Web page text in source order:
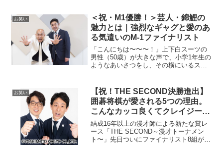
界の芥川賞・岸田國士戯曲賞の候補作に
選出。現在放...
お笑い
＜祝・M1優勝！＞芸人・錦鯉の
魅力とは｜強烈なギャグと愛のあ
る気遣いのM-1ファイナリスト
「こんにちは〜〜〜！」上下白スーツの
男性（50歳）が大きな声で、小学1年生の
ようなあいさつをし、その横にいるスー
「錦鯉」、この記事を読んでいる方の中
には知っている人も...
お笑い
【祝！THE SECOND決勝進出】
囲碁将棋が愛される5つの理由。
こんなカッコ良くてクレイジーな
漫才師いねぇって！
結成16年以上の漫才師による新たな賞レ
ース「THE SECOND～漫才トーナメン
ト〜」先日ついにファイナリスト8組が決